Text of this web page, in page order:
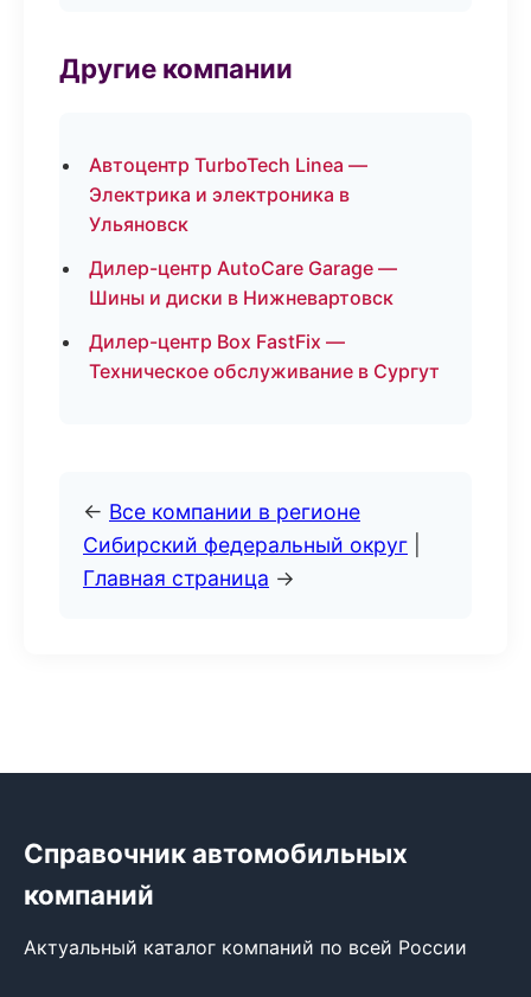
Другие компании
Автоцентр TurboTech Linea —
Электрика и электроника в
Ульяновск
Дилер-центр AutoCare Garage —
Шины и диски в Нижневартовск
Дилер-центр Box FastFix —
Техническое обслуживание в Сургут
← Все компании в регионе
Сибирский федеральный округ
Главная страница →
Справочник автомобильных
компаний
Актуальный каталог компаний по всей России